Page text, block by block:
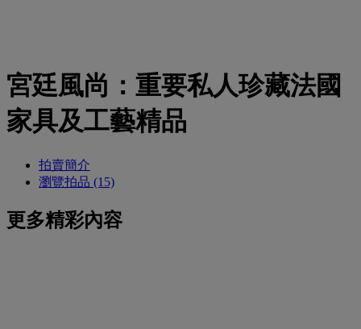
宮廷風尚：重要私人珍藏法國
家具及工藝精品
拍賣簡介
瀏覽拍品 (15)
更多精彩內容